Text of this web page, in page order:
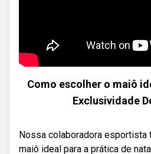
Como escolher o maiô
Exclusividade
Nossa colaboradora esportista
maiô ideal para a prática de